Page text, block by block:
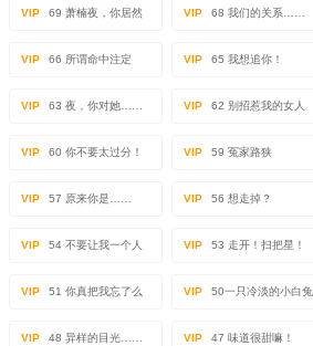
VIP 69 萧楠夜，你居然 VIP 68 我们的关系……
VIP 66 所谓命中注定 VIP 65 我想追你！
VIP 63 夜，你对她…… VIP 62 别招惹我的女人
VIP 60 你不要太过分！ VIP 59 冤家路狭
VIP 57 原来你是…… VIP 56 想走掉？
VIP 54 不要让我一个人 VIP 53 走开！扫把星！
VIP 51 你真把我忘了么 VIP 50一只冷淡的小白兔
VIP 48 异样的目光…… VIP 47 味道很甜嘛！